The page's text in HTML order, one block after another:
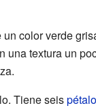
color verde
una textura un
Tiene seis